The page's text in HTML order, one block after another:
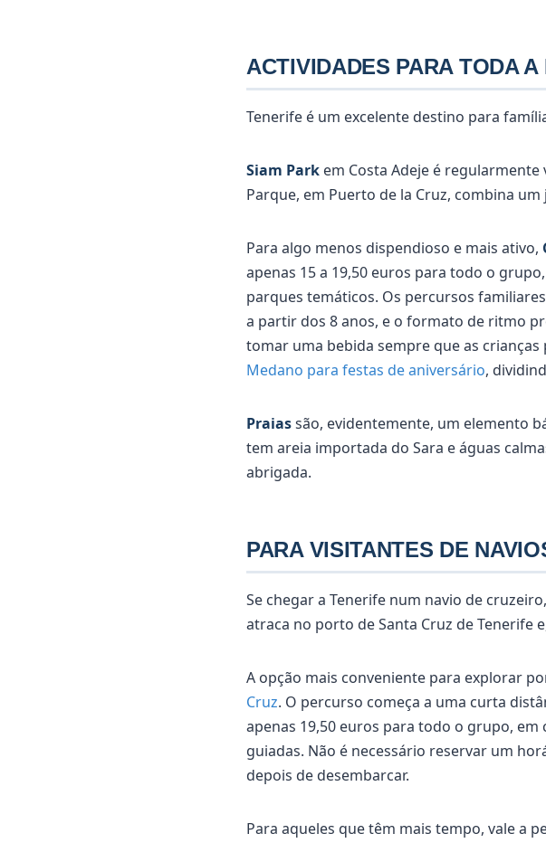
ACTIVIDADES PARA TODA
Tenerife é um excelente destino para
Siam Park em Costa Adeje é
Parque, em Puerto de la Cruz, combina
Para algo menos dispendioso e mais ativo,
apenas 15 a 19,50 euros para todo o
parques temáticos. Os percursos
a partir dos 8 anos, e o formato de ritmo
tomar uma bebida sempre que as
Medano para festas de aniversário,
Praiassão, evidentemente, um elemento
tem areia importada do Sara e águas
abrigada.
PARA VISITANTES DE
Se chegar a Tenerife num navio de
atraca no porto de Santa Cruz de Tenerife
A opção mais conveniente para explorar
Cruz. O percurso começa a uma curta
apenas 19,50 euros para todo o grupo,
guiadas. Não é necessário reservar um
depois de desembarcar.
Para aqueles que têm mais tempo, vale a